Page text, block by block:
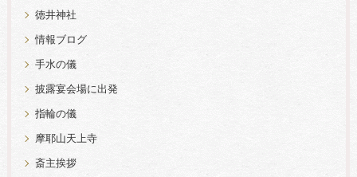
徳井神社
情報ブログ
手水の儀
披露宴会場に出発
指輪の儀
摩耶山天上寺
斎主挨拶